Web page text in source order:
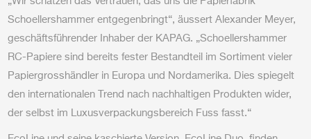
Schoellershammer entgegenbringt“, äussert Alexander Meyer,
geschäftsführender Inhaber der KAPAG. „Schoellershammer
RC-Papiere sind bereits fester Bestandteil im Sortiment vieler
Papiergrosshändler in Europa und Nordamerika. Dies spiegelt
den internationalen Trend nach nachhaltigen Produkten wider,
der selbst im Luxusverpackungsbereich Fuss fasst.“